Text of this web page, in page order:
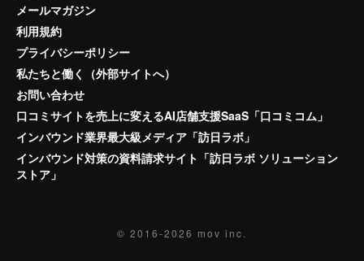
メールマガジン
利用規約
プライバシーポリシー
私たちと働く（外部サイトへ）
お問い合わせ
口コミサイトを売上に変えるAI店舗支援SaaS「口コミコム」
インバウンド業界最大級メディア「訪日ラボ」
インバウンド対策の資料請求サイト「訪日ラボ ソリューション
ストア」
© 2016-2026 mov inc.